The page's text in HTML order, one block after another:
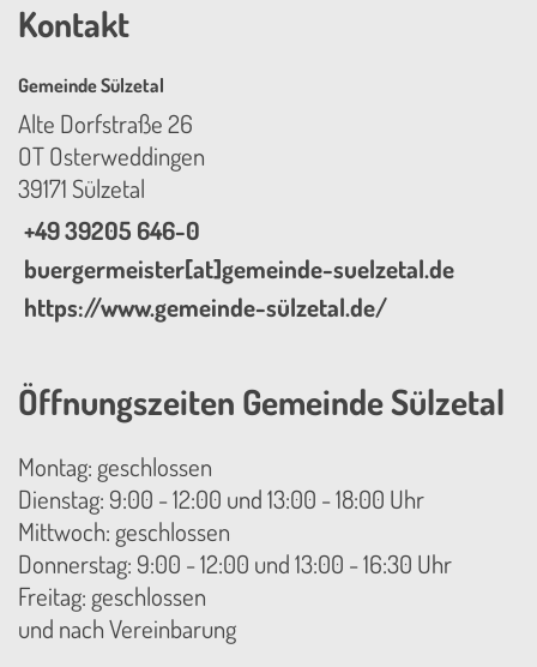
Kontakt
Gemeinde Sülzetal
Alte Dorfstraße 26
OT Osterweddingen
39171 Sülzetal
+49 39205 646-0
buergermeister[at]gemeinde-suelzetal.de
https://www.gemeinde-sülzetal.de/
Öffnungszeiten Gemeinde Sülzetal
Montag: geschlossen
Dienstag: 9:00 - 12:00 und 13:00 - 18:00 Uhr
Mittwoch: geschlossen
Donnerstag: 9:00 - 12:00 und 13:00 - 16:30 Uhr
Freitag: geschlossen
und nach Vereinbarung